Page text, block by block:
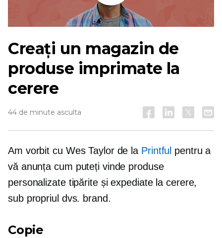
Asculta
Creați un magazin de
produse imprimate la
cerere
44 de minute asculta
Am vorbit cu Wes Taylor de la Printful pentru a
vă anunța cum puteți vinde produse
personalizate tipărite și expediate la cerere,
sub propriul dvs. brand.
Copie